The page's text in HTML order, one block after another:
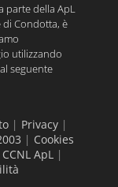
parte della ApL
Condotta, è
utilizzando
seguente
| Privacy|
| Cookies
CCNL ApL |